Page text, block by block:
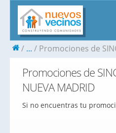
... Promociones de SINGLE
Promociones de
NUEVA MADRID
Si no encuentras tu